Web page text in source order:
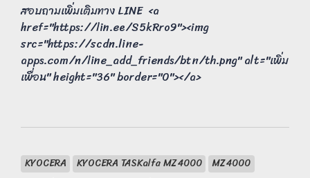
สอบถามเพิ่มเติมทาง LINE <a
href="https://lin.ee/S5kRro9"><img
src="https://scdn.line-
apps.com/n/line_add_friends/btn/th.png" alt="เพิ่ม
เพื่อน" height="36" border="0"></a>
KYOCERA KYOCERA TASKalfa MZ4000
MZ4000